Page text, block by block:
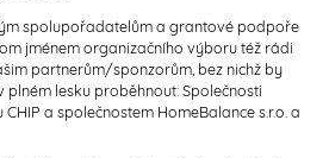
spolupořadatelům a grantové podpoře
jménem organizačního výboru též rádi
partnerům/sponzorům, bez nichž by
lesku proběhnout: Společnosti
CHIP a společnostem HomeBalance s.r.o. a